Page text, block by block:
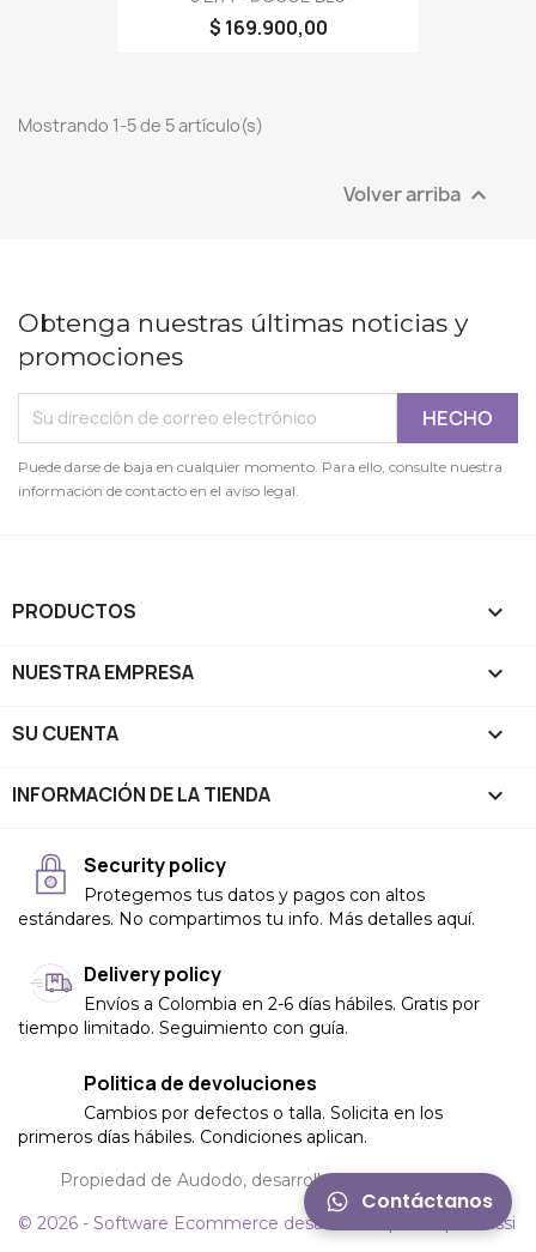
$ 169.900,00
Mostrando 1-5 de 5 artículo(s)
Volver arriba 
Contáctanos
Obtenga nuestras últimas noticias y
promociones
Puede darse de baja en cualquier momento. Para ello, consulte nuestra
información de contacto en el aviso legal.
PRODUCTOS 
NUESTRA EMPRESA 
SU CUENTA 
INFORMACIÓN DE LA TIENDA keyboard_arrow_down
Security policy
Protegemos tus datos y pagos con altos
estándares. No compartimos tu info. Más detalles aquí.
Delivery policy
Envíos a Colombia en 2-6 días hábiles. Gratis por
tiempo limitado. Seguimiento con guía.
Politica de devoluciones
Cambios por defectos o talla. Solicita en los
primeros días hábiles. Condiciones aplican.
Propiedad de Audodo, desarrollado porFelipe Russi
© 2026 - Software Ecommerce desarrollado por felipe Russi